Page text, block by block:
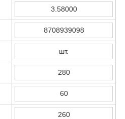
3.58000
8708939098
шт.
280
60
260